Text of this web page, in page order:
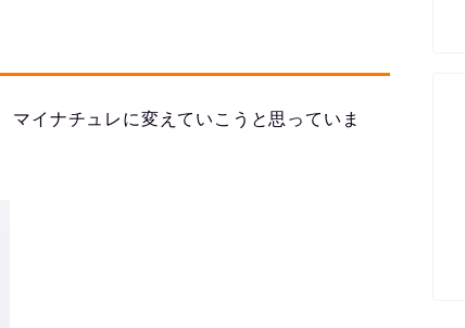
イナチュレに変えていこうと思っていま